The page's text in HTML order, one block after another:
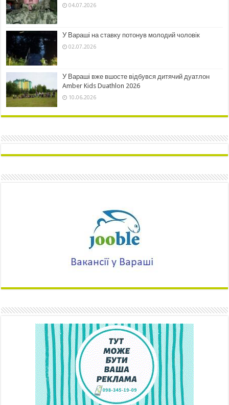
04.07.2026
У Вараші на ставку потонув молодий чоловік
02.07.2026
У Вараші вже вшосте відбувся дитячий дуатлон
Amber Kids Duathlon 2026
10.06.2026